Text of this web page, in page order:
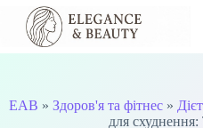
Перейти
вмісту
EAB » Здоров'я та фітнес»
для